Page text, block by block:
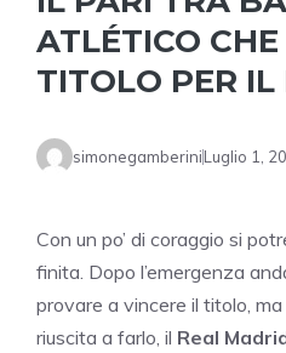
ATLÉTICO
TITOLO PER IL
simonegamberiniLuglio 1,
Con un po’ di coraggio si
finita. Dopo l’emergenza
provare a vincere il titolo,
riuscita a farlo, il Real